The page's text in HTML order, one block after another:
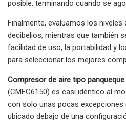
posible, terminando cuando se
Finalmente, evaluamos los
decibelios, mientras que también
facilidad de uso, la portabilidad y
para seleccionar los mejores
Compresor de aire tipo
(CMEC6150) es casi idéntico al
con solo unas pocas excepciones
ubicado debajo de una